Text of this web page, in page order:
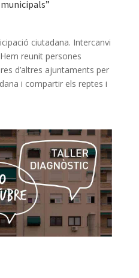
ciutadana. Intercanvi
reunit persones
d’altres ajuntaments per
i compartir els reptes i